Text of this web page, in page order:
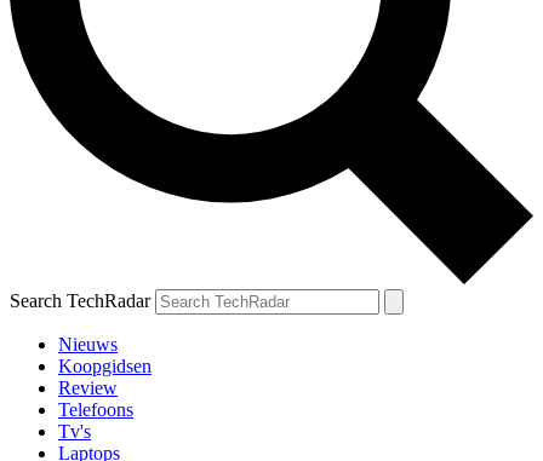
Search TechRadar
Nieuws
Koopgidsen
Review
Telefoons
Tv's
Laptops